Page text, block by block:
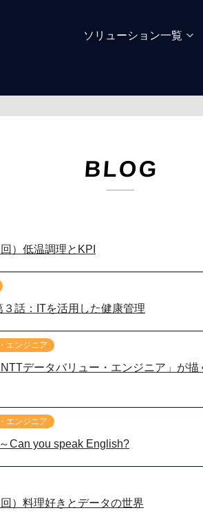
ソリューション一覧
BLOG
）低温調理とKPI
３話：ITを活用した健康管理
エンジニア
データバリュー・エンジニア」が描
エンジニア
Can you speak English?
）料理好きとデータの世界